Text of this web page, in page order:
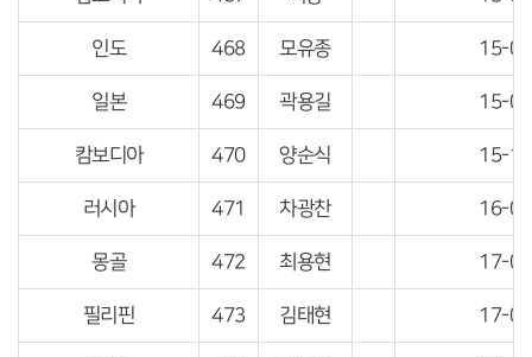
인도 468 모유종 15-
일본 469 곽용길 15-
캄보디아 470 양순식 15-
러시아 471 차광찬 16-
몽골 472 최용현 17-
필리핀 473 김태현 17-